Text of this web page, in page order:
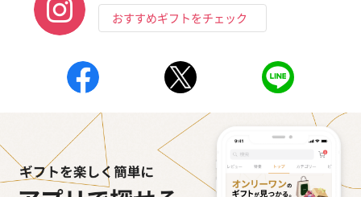
おすすめギフトをチェック